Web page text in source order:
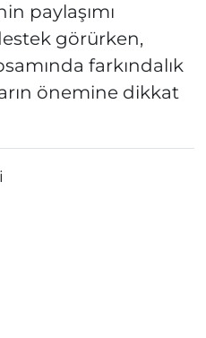
paylaşımı
görürken,
farkındalık
önemine dikkat